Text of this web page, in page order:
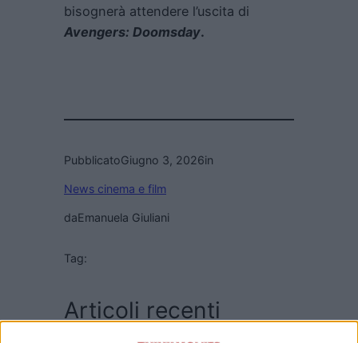
bisognerà attendere l’uscita di
Avengers: Doomsday.
PubblicatoGiugno 3, 2026in
News cinema e film
daEmanuela Giuliani
Tag:
Articoli recenti